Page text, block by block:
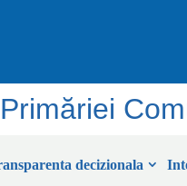
decizionala